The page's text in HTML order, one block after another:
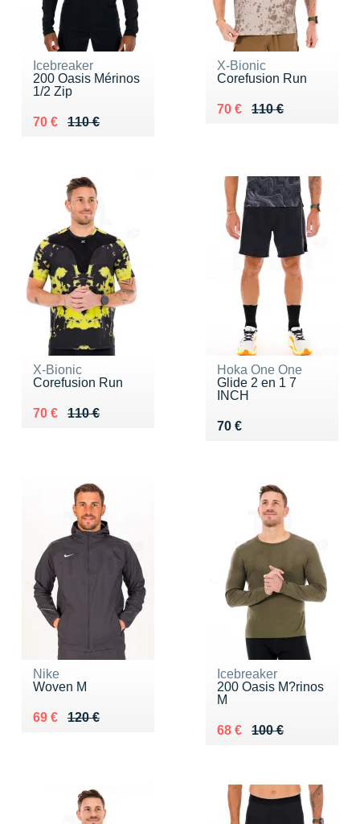
Icebreaker
200 Oasis Mérinos
1/2 Zip
110 €
Au lieu de 110 €
70 €
Vendu 70 €
X-Bionic
Corefusion Run
110 €
Au lieu de 110 €
70 €
Vendu 70 €
X-Bionic
Corefusion Run
110 €
Au lieu de 110 €
70 €
Vendu 70 €
Hoka One One
Glide 2 en 1 7
INCH
70 €
Vendu 70 €
Nike
Woven M
120 €
Au lieu de 120 €
69 €
Vendu 69 €
Icebreaker
200 Oasis M?rinos
M
100 €
Au lieu de 100 €
68 €
Vendu 68 €